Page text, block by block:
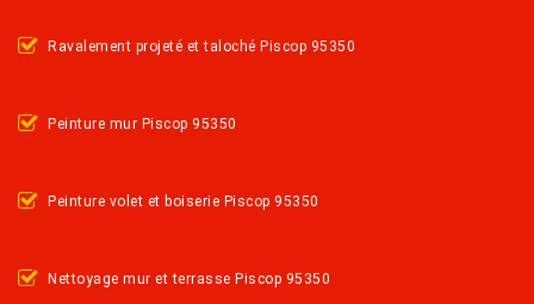
Ravalement projeté et taloché Piscop 95350
Peinture mur Piscop 95350
Peinture volet et boiserie Piscop 95350
Nettoyage mur et terrasse Piscop 95350